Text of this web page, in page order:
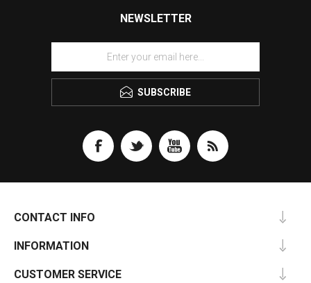
NEWSLETTER
SUBSCRIBE
CONTACT INFO
INFORMATION
CUSTOMER SERVICE